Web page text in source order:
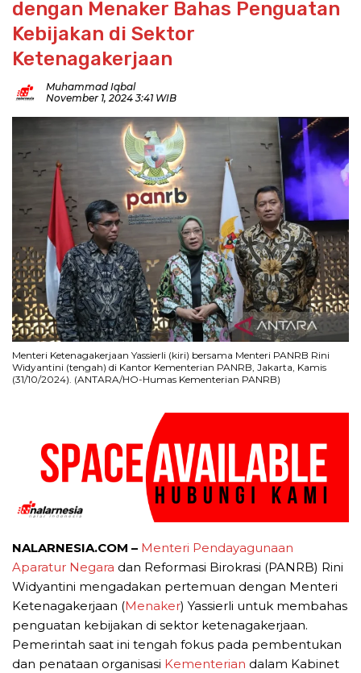
dengan Menaker Bahas Penguatan
Kebijakan di Sektor
Ketenagakerjaan
Muhammad Iqbal
November 1, 2024 3:41 WIB
Menteri Ketenagakerjaan Yassierli (kiri) bersama Menteri PANRB Rini
Widyantini (tengah) di Kantor Kementerian PANRB, Jakarta, Kamis
(31/10/2024). (ANTARA/HO-Humas Kementerian PANRB)
NALARNESIA.COM – Menteri Pendayagunaan
Aparatur Negara dan Reformasi Birokrasi (PANRB) Rini
Widyantini mengadakan pertemuan dengan Menteri
Ketenagakerjaan (Menaker) Yassierli untuk membahas
penguatan kebijakan di sektor ketenagakerjaan.
Pemerintah saat ini tengah fokus pada pembentukan
dan penataan organisasi Kementerian dalam Kabinet